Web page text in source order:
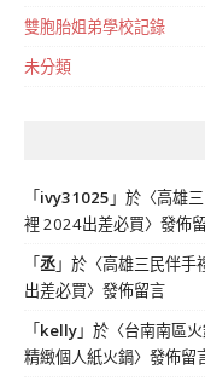
雙胞胎姐弟學校記錄
未分類
「 ivy31025 」於〈高雄
裡 2024出差必買〉發佈
「丞」於〈高雄三民伴手
出差必買〉發佈留言
「 kelly」於〈台南南區
精緻個人紙火鍋〉發佈留